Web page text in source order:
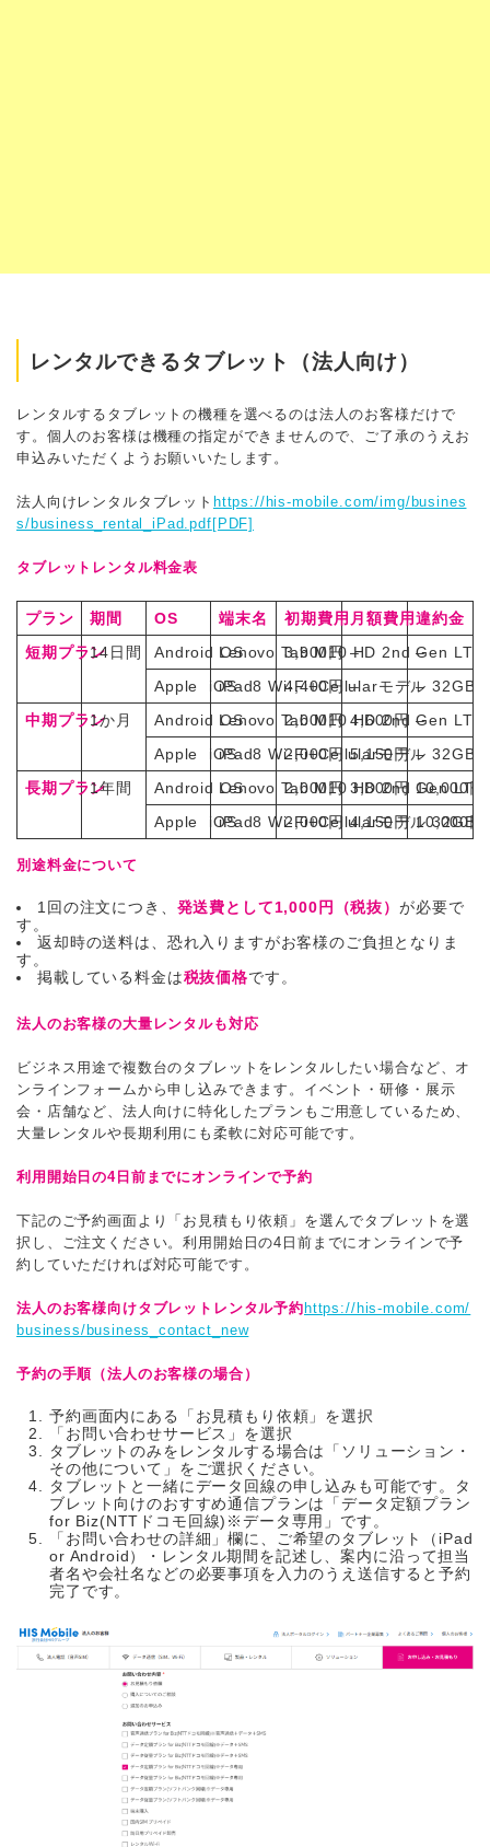
レンタルできるタブレット（法人向け）
レンタルするタブレットの機種を選べるのは法人のお客様だけで
す。個人のお客様は機種の指定ができませんので、ご了承のうえお
申込みいただくようお願いいたします。
法人向けレンタルタブレット https://his-mobile.com/img/busines
s/business_rental_iPad.pdf [PDF]
タブレットレンタル料金表
プラン 期間 OS 端末名 初期費用 月額費用違約金
短期プラン14日間 Android OSLenovo Tab M10 HD 2nd Gen LTE
3,900円 –
–
Apple iOSiPad8 Wi-Fi+Cellularモデル 32GB
4,400円 –
–
中期プラン1か月 Android OSLenovo Tab M10 HD 2nd Gen LTE
2,000円 4,600円 –
Apple iOSiPad8 Wi-Fi+Cellularモデル 32GB
2,000円 5,150円 –
長期プラン1年間 Android OSLenovo Tab M10 HD 2nd Gen LTE
2,000円 3,800円 10,000円
Apple iOSiPad8 Wi-Fi+Cellularモデル 32GB
2,000円 4,150円 10,000円
別途料金について
1回の注文につき、 発送費として1,000円（税抜）が必要で
す。
返却時の送料は、恐れ入りますがお客様のご負担となりま
す。
掲載している料金は税抜価格です。
法人のお客様の大量レンタルも対応
ビジネス用途で複数台のタブレットをレンタルしたい場合など、オ
ンラインフォームから申し込みできます。イベント・研修・展示
会・店舗など、法人向けに特化したプランもご用意しているため、
大量レンタルや長期利用にも柔軟に対応可能です。
利用開始日の4日前までにオンラインで予約
下記のご予約画面より「お見積もり依頼」を選んでタブレットを選
択し、ご注文ください。利用開始日の4日前までにオンラインで予
約していただければ対応可能です。
法人のお客様向けタブレットレンタル予約 https://his-mobile.com/
business/business_contact_new
予約の手順（法人のお客様の場合）
予約画面内にある「お見積もり依頼」を選択
「お問い合わせサービス」を選択
タブレットのみをレンタルする場合は「ソリューション・
その他について」をご選択ください。
タブレットと一緒にデータ回線の申し込みも可能です。タ
ブレット向けのおすすめ通信プランは「データ定額プラン
for Biz(NTTドコモ回線)※データ専用」です。
「お問い合わせの詳細」欄に、ご希望のタブレット（iPad
or Android）・レンタル期間を記述し、案内に沿って担当
者名や会社名などの必要事項を入力のうえ送信すると予約
完了です。